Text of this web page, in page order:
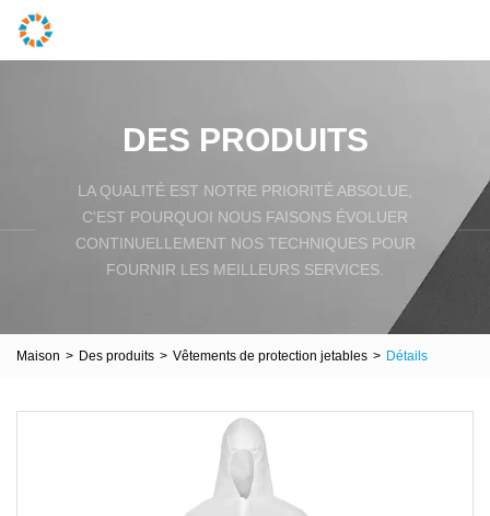
DES PRODUITS
LA QUALITÉ EST NOTRE PRIORITÉ ABSOLUE,
C'EST POURQUOI NOUS FAISONS ÉVOLUER
CONTINUELLEMENT NOS TECHNIQUES POUR
FOURNIR LES MEILLEURS SERVICES.
Maison > Des produits > Vêtements de protection jetables > Détails